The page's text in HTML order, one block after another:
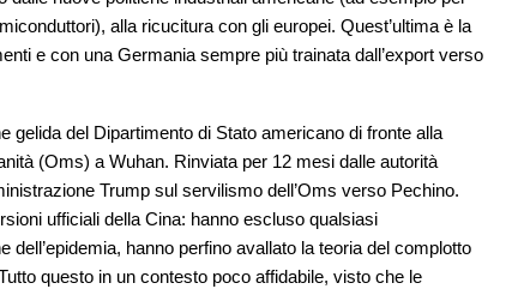
alla ricucitura con gli europei. Quest’ultima è la
e con una Germania sempre più trainata dall’export verso
gelida del Dipartimento di Stato americano di fronte alla
(Oms) a Wuhan. Rinviata per 12 mesi dalle autorità
Trump sul servilismo dell’Oms verso Pechino.
ufficiali della Cina: hanno escluso qualsiasi
dell’epidemia, hanno perfino avallato la teoria del complotto
questo in un contesto poco affidabile, visto che le